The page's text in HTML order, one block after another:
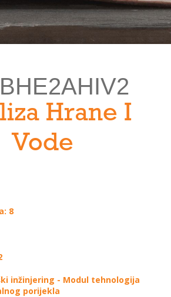
Hrane I
Vode
8
inžinjering - Modul tehnologija
porijekla